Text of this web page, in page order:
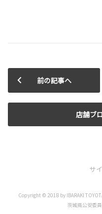
前の記事へ
店舗ブ
サ
Copyright © 2018 by IBARAKI
茨城県公安委